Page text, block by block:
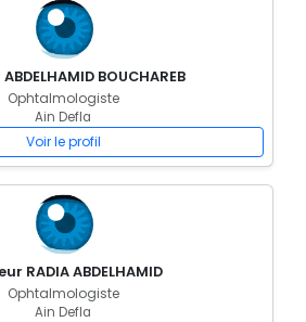
BOUCHAREB
Ophtalmologiste
Ain Defla
Voir le profil
RADIA ABDELHAMID
Ophtalmologiste
Ain Defla